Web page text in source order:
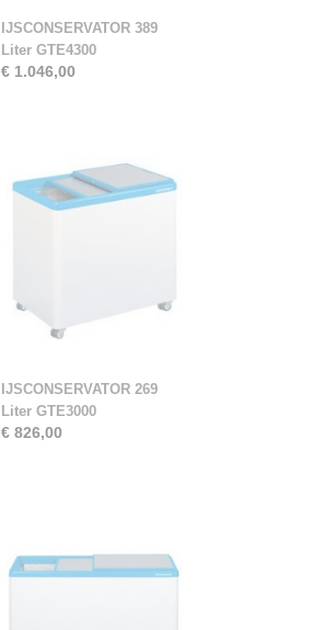
IJSCONSERVATOR 389
Liter GTE4300
€ 1.046,00
IJSCONSERVATOR 269
Liter GTE3000
€ 826,00